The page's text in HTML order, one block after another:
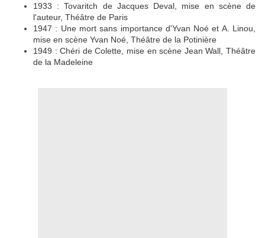
1933 : Tovaritch de Jacques Deval, mise en scène de
l'auteur, Théâtre de Paris
1947 : Une mort sans importance d'Yvan Noé et A. Linou,
mise en scène Yvan Noé, Théâtre de la Potinière
1949 : Chéri de Colette, mise en scène Jean Wall, Théâtre
de la Madeleine